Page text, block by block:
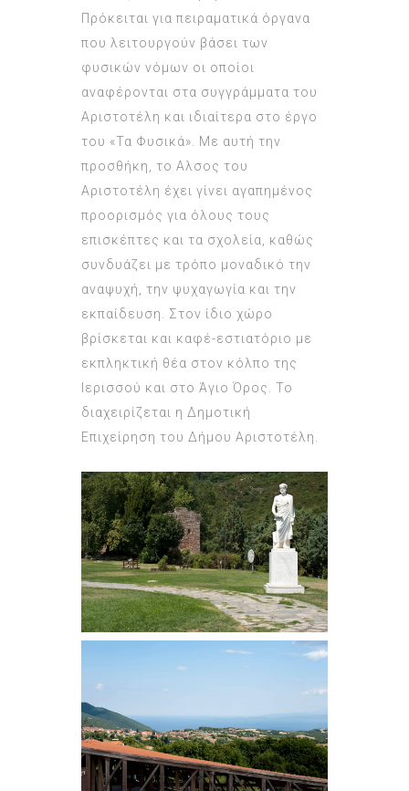
Πρόκειται για πειραματικά όργανα
που λειτουργούν βάσει των
φυσικών νόμων οι οποίοι
αναφέρονται στα συγγράμματα του
Αριστοτέλη και ιδιαίτερα στο έργο
του «Τα Φυσικά». Με αυτή την
προσθήκη, το Αλσος του
Αριστοτέλη έχει γίνει αγαπημένος
προορισμός για όλους τους
επισκέπτες και τα σχολεία, καθώς
συνδυάζει με τρόπο μοναδικό την
αναψυχή, την ψυχαγωγία και την
εκπαίδευση. Στον ίδιο χώρο
βρίσκεται και καφέ-εστιατόριο με
εκπληκτική θέα στον κόλπο της
Ιερισσού και στο Άγιο Όρος. Το
διαχειρίζεται η Δημοτική
Επιχείρηση του Δήμου Αριστοτέλη.